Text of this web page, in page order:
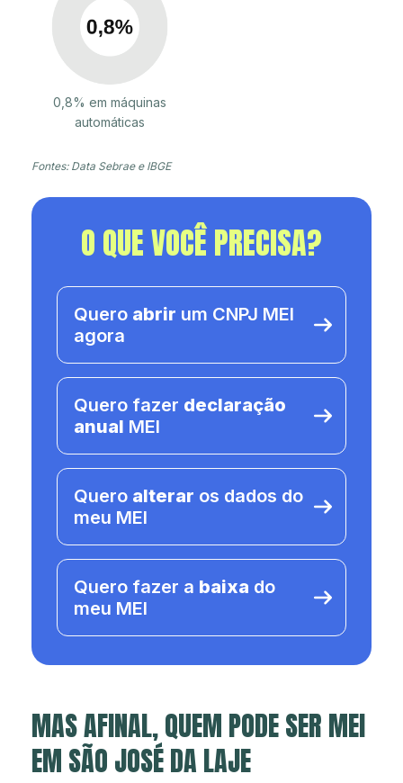
0,8% em máquinas
automáticas
Fontes: Data Sebrae e IBGE
O QUE VOCÊ PRECISA?
Quero abrir um CNPJ MEI
agora
Quero fazer declaração
anual MEI
Quero alterar os dados do
meu MEI
Quero fazer a baixa do
meu MEI
MAS AFINAL, QUEM PODE SER MEI
EM SÃO JOSÉ DA LAJE